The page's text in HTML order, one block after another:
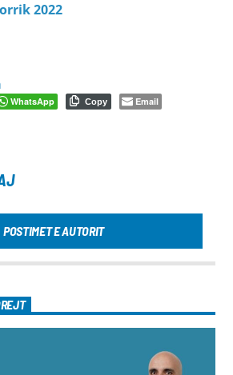
2022
Tërnava
WhatsApp Copy Email
POSTIMET E AUTORIT